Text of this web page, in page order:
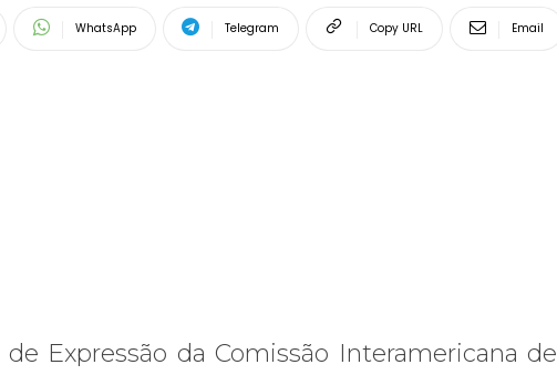
WhatsApp Telegram Copy URL Email
Expressão da Comissão Interamericana de